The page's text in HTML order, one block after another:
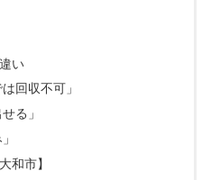
い
回収不可」
る」
和市】